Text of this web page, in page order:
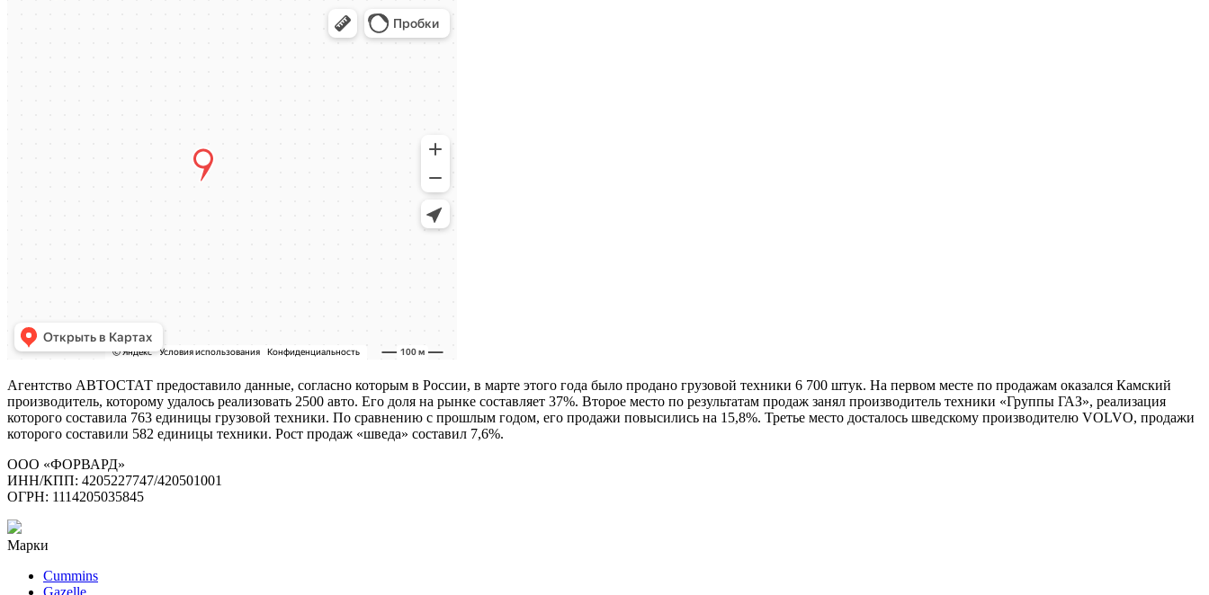
Агентство АВТОСТАТ предоставило данные, согласно которым в России, в марте этого года было продано грузовой техники 6 700 штук. На первом месте по продажам оказался Камский
производитель, которому удалось реализовать 2500 авто. Его доля на рынке составляет 37%. Второе место по результатам продаж занял производитель техники «Группы ГАЗ», реализация
которого составила 763 единицы грузовой техники. По сравнению с прошлым годом, его продажи повысились на 15,8%. Третье место досталось шведскому производителю VOLVO, продажи
которого составили 582 единицы техники. Рост продаж «шведа» составил 7,6%.
ООО «ФОРВАРД»
ИНН/КПП: 4205227747/420501001
ОГРН: 1114205035845
Марки
Cummins
Gazelle